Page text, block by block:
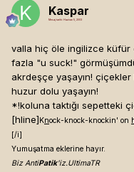
Kaspar
Mesaj tarihi: Haziran 5, 2003
valla hiç öle ingilizce küfür
fazla "u suck!"
akrdeşçe yaşayın!
huzur dolu yaşayın!
*!koluna taktığı sepetteki
[hline] Knock-knock-knockin' on
[/i]
Yumuşatma eklerine hayır.
Biz AntiPatik'iz.UltimaTR